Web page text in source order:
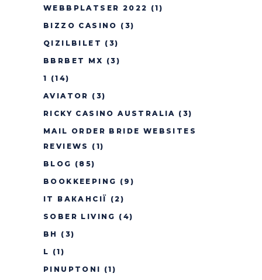
WEBBPLATSER 2022 (1)
BIZZO CASINO (3)
QIZILBILET (3)
BBRBET MX (3)
1 (14)
AVIATOR (3)
RICKY CASINO AUSTRALIA (3)
MAIL ORDER BRIDE WEBSITES
REVIEWS
(1)
BLOG (85)
BOOKKEEPING (9)
IT ВАКАНСІЇ
(2)
SOBER LIVING (4)
BH
(3)
L (1)
PINUPTONI (1)